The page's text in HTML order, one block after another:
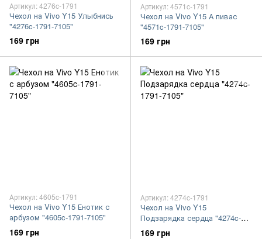
Артикул: 4276c-1791
Чехол на Vivo Y15 Улыбнись
"4276c-1791-7105"
169 грн
Артикул: 4571c-1791
Чехол на Vivo Y15 А пивас
"4571c-1791-7105"
169 грн
Артикул: 4605c-1791
Чехол на Vivo Y15 Енотик с
арбузом "4605c-1791-7105"
169 грн
Артикул: 4274c-1791
Чехол на Vivo Y15
Подзарядка сердца "4274c-
1791-7105"
169 грн